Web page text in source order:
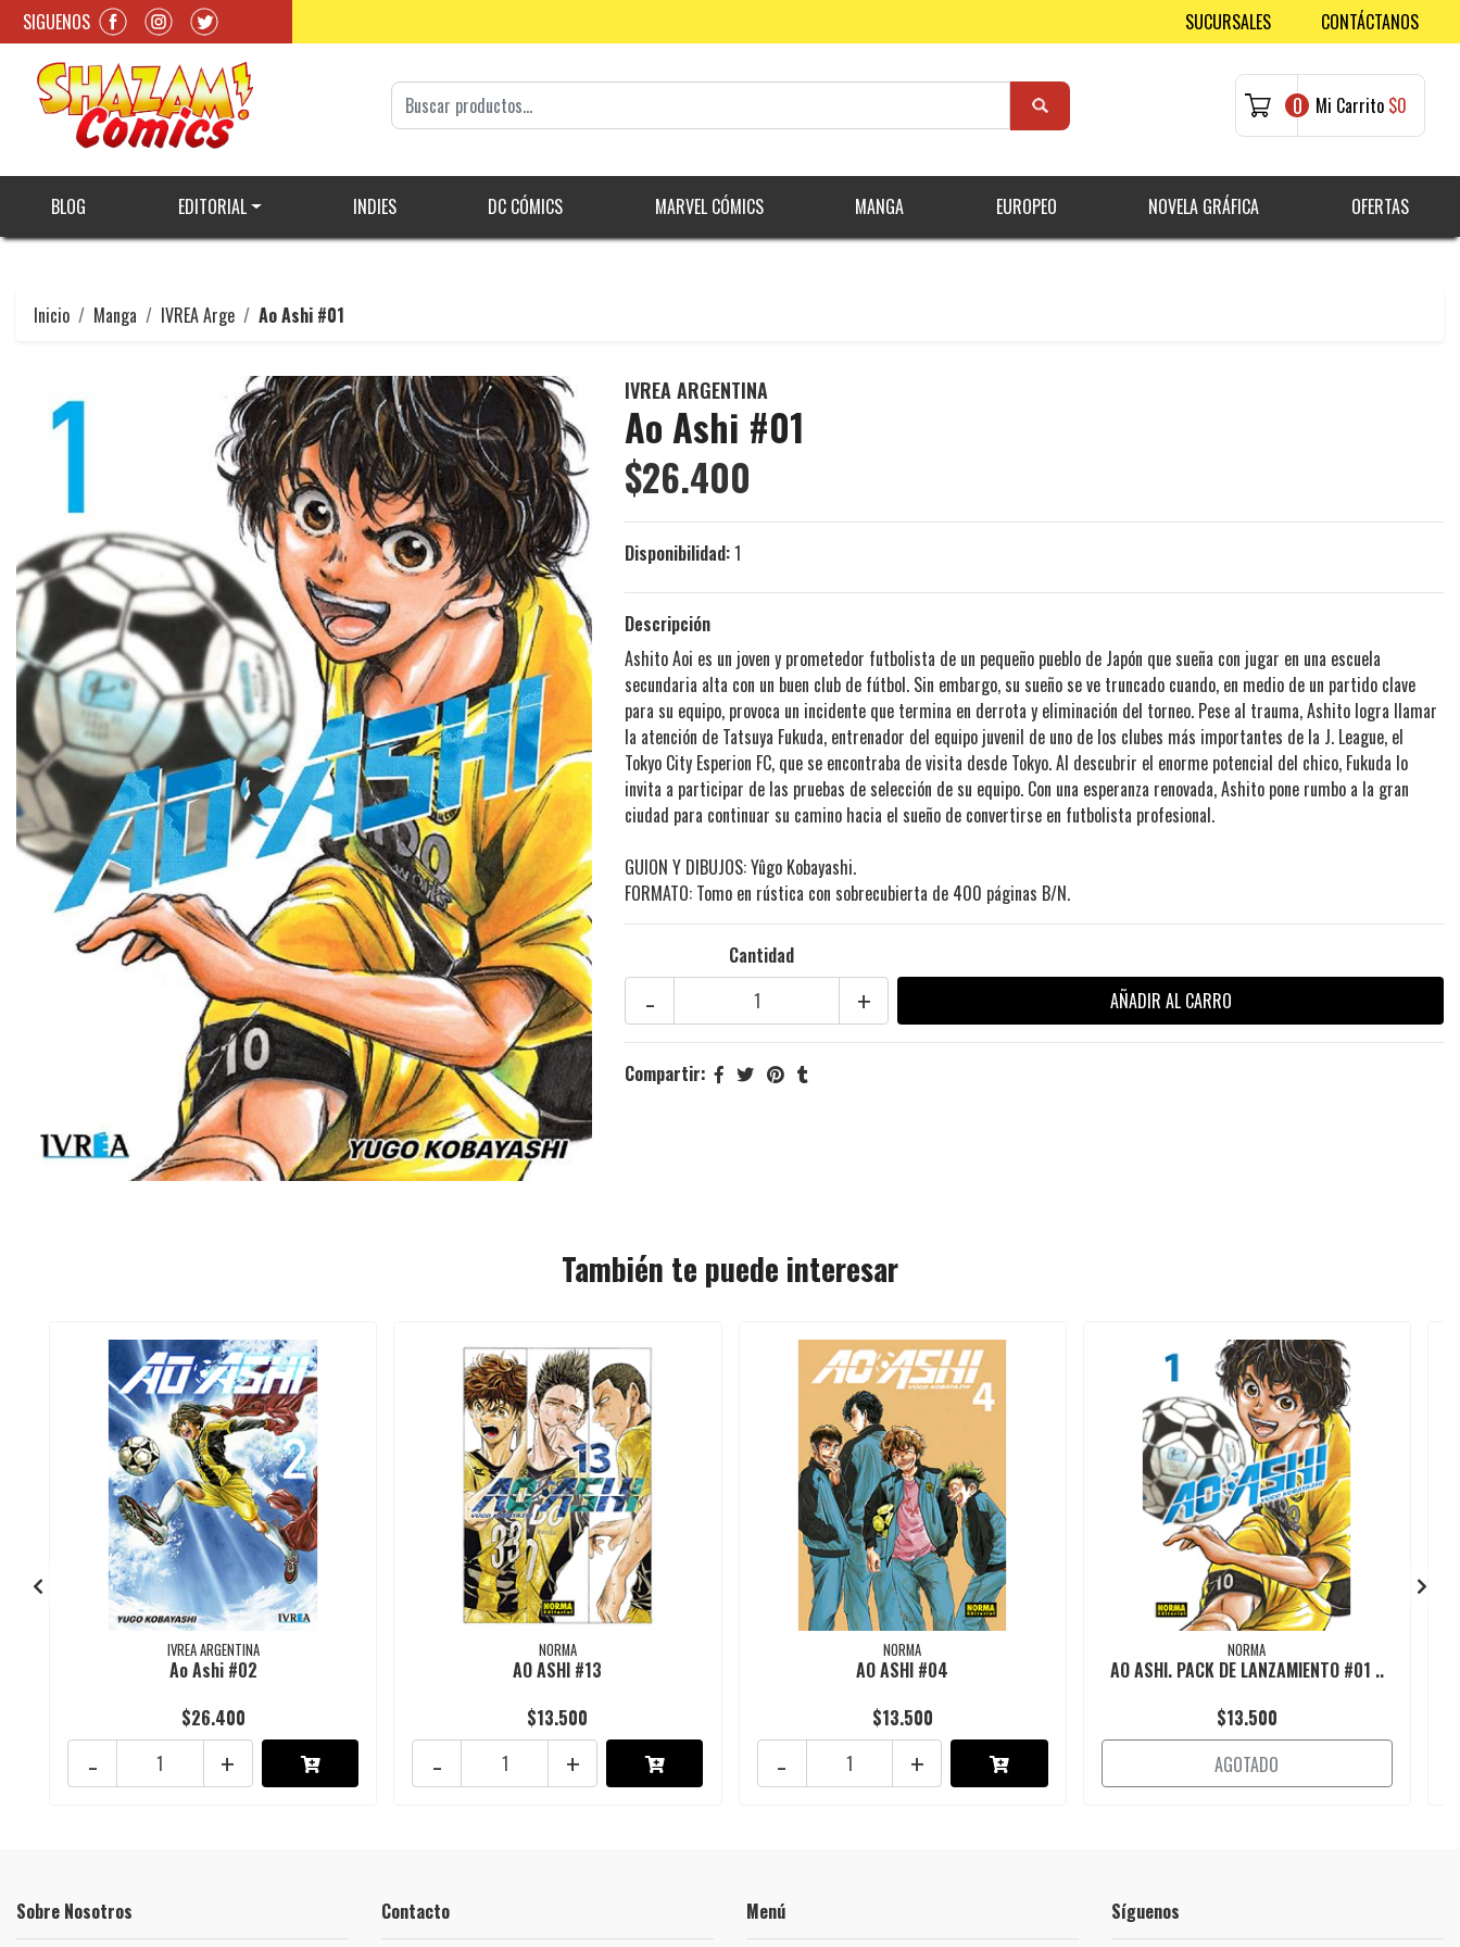
SIGUENOS SUCURSALES CONTÁCTANOS
0 Mi Carrito $0
BLOG EDITORIAL INDIES DC CÓMICS MARVEL CÓMICS MANGA EUROPEO NOVELA GRÁFICA OFERTAS
Inicio Manga IVREA Arge Ao Ashi #01
IVREA ARGENTINA
Ao Ashi #01
$26.400
Disponibilidad:1
Descripción
Ashito Aoi es un joven y prometedor futbolista de un pequeño pueblo de Japón que sueña con jugar en una escuela
secundaria alta con un buen club de fútbol. Sin embargo, su sueño se ve truncado cuando, en medio de un partido clave
para su equipo, provoca un incidente que termina en derrota y eliminación del torneo. Pese al trauma, Ashito logra llamar
la atención de Tatsuya Fukuda, entrenador del equipo juvenil de uno de los clubes más importantes de la J. League, el
Tokyo City Esperion FC, que se encontraba de visita desde Tokyo. Al descubrir el enorme potencial del chico, Fukuda lo
invita a participar de las pruebas de selección de su equipo. Con una esperanza renovada, Ashito pone rumbo a la gran
ciudad para continuar su camino hacia el sueño de convertirse en futbolista profesional.
GUION Y DIBUJOS: Yûgo Kobayashi.
FORMATO: Tomo en rústica con sobrecubierta de 400 páginas B/N.
Cantidad
+
-
Compartir:
También te puede interesar
IVREA ARGENTINA
Ao Ashi #02
$26.400
+
-
NORMA
AO ASHI #13
$13.500
+
-
NORMA
AO ASHI #04
$13.500
+
-
NORMA
AO ASHI. PACK DE LANZAMIENTO #01 ..
$13.500
AGOTADO
Sobre Nosotros Contacto Menú Síguenos